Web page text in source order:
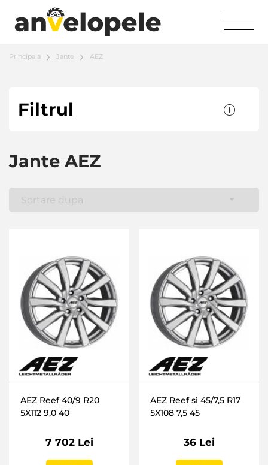
Principala Jante AEZ
Filtrul
Jante AEZ
AEZ Reef 40/9 R20
5X112 9,0 40
7 702 Lei
AEZ Reef si 45/7,5 R17
5X108 7,5 45
36 Lei